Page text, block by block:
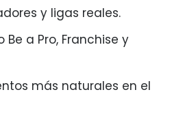
y ligas reales.
Be a Pro, Franchise y
más naturales en el